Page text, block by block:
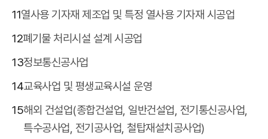
11열사용 기자재 제조업 및 특정 열사용 기자재 시공업
12폐기물 처리시설 설계 시공업
13정보통신공사업
14교육사업 및 평생교육시설 운영
15해외 건설업(종합건설업, 일반건설업, 전기통신공사업,
특수공사업, 전기공사업, 철탑재설치공사업)